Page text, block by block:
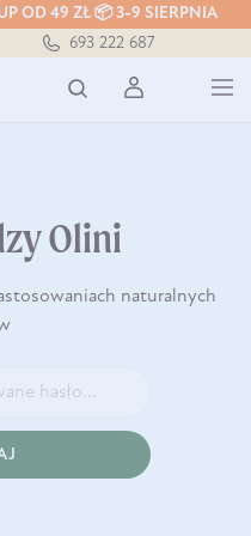
OD 49 ZŁ 📦 3-9 SIERPNIA
693 222 687
Olini
naturalnych